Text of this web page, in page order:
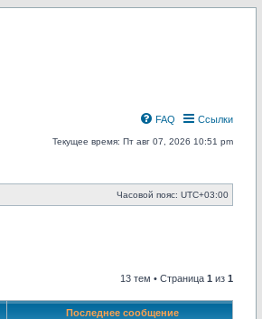
Ссылки
FAQ
Текущее время: Пт авг 07, 2026 10:51 pm
Часовой пояс: UTC+03:00
13 тем • Страница 1 из 1
Последнее сообщение